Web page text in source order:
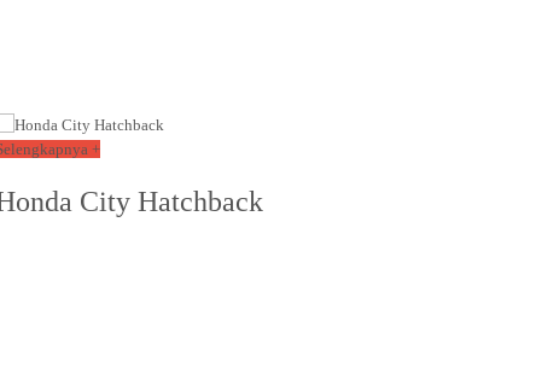
+
City Hatchback